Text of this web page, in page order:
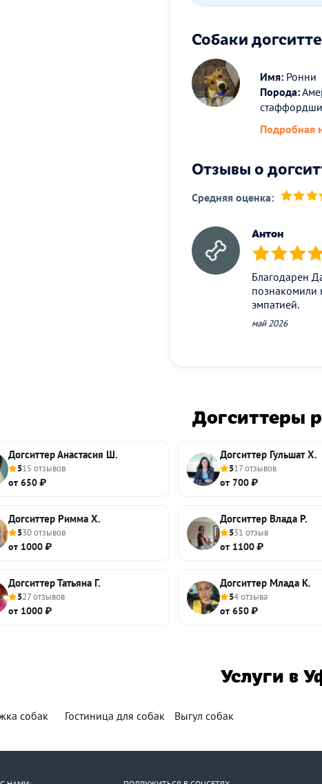
Собаки
Имя: Ронни
Порода:
Подробная
Отзывы о
Средняя оценка:
Антон
(*) (*) (*) (*)
Благодарен
познакомили
эмпатией.
май 2026
Догситтеры
Догситтер Анастасия Ш.
515 отзывов
от 650 ₽
Догситтер Гульшат Х.
517 отзывов
от 700 ₽
Догситтер Римма Х.
530 отзывов
от 1000 ₽
Догситтер Влада Р.
531 отзыв
от 1100 ₽
Догситтер Татьяна Г.
527 отзывов
от 1000 ₽
Догситтер Млада К.
54 отзыва
от 650 ₽
Услуги в
собак Гостиница для собак Выгул собак